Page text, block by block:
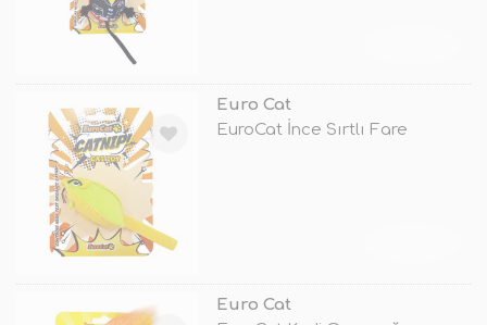
Euro Cat
EuroCat İnce Sırtlı Fare
Euro Cat